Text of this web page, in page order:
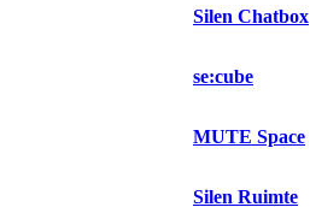
Silen Chatbox
se:cube
MUTE Space
Silen Ruimte